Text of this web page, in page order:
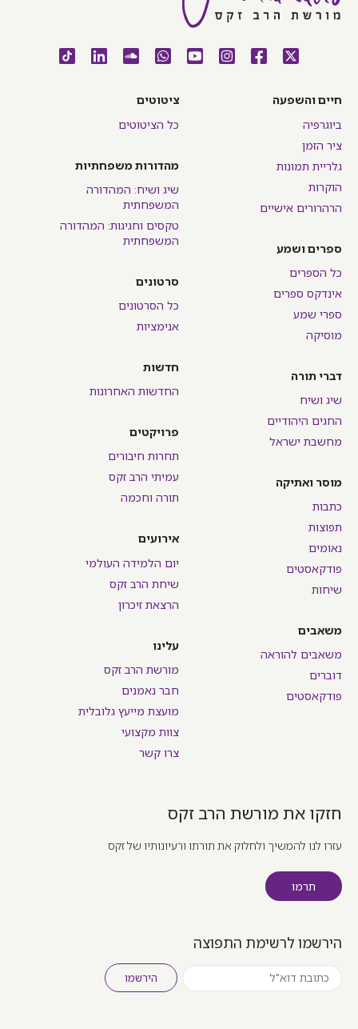
חיים והשפעה
ביוגרפיה
ציר הזמן
גלריית תמונות
הוקרות
הרהרורים אישיים
ספרים ושמע
כל הספרים
אינדקס ספרים
ספרי שמע
מוסיקה
דברי תורה
שיג ושיח
החגים היהודיים
מחשבת ישראל
מוסר ואתיקה
כתבות
תפוצות
נאומים
פודקאסטים
שיחות
משאבים
משאבים להוראה
דוברים
פודקאסטים
ציטוטים
כל הציטוטים
מהדורות משפחתיות
שיג ושיח: המהדורה
המשפחתית
טקסים וחגיגות: המהדורה
המשפחתית
סרטונים
כל הסרטונים
אנימציות
חדשות
החדשות האחרונות
פרויקטים
תחרות חיבורים
עמיתי הרב זקס
תורה וחכמה
אירועים
יום הלמידה העולמי
שיחת הרב זקס
הרצאת זיכרון
עלינו
מורשת הרב זקס
חבר נאמנים
מועצת מייעץ גלובלית
צוות מקצועי
צרו קשר
חזקו את מורשת הרב זקס
עזרו לנו להמשיך ולחלוק את תורתו ורעיונותיו של זקס
תרמו
הירשמו לרשימת התפוצה
הירשמו